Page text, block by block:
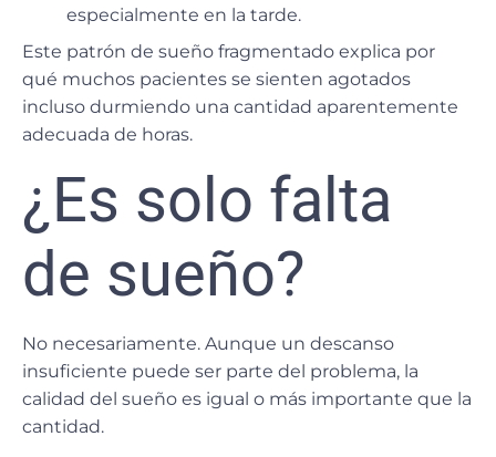
especialmente en la tarde.
Este patrón de sueño fragmentado explica por
qué muchos pacientes se sienten agotados
incluso durmiendo una cantidad aparentemente
adecuada de horas.
¿Es solo falta
de sueño?
No necesariamente. Aunque un descanso
insuficiente puede ser parte del problema, la
calidad del sueño es igual o más importante que la
cantidad.